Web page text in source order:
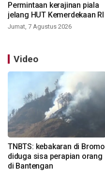
Permintaan kerajinan piala
jelang HUT Kemerdekaan RI
Jumat, 7 Agustus 2026
Video
TNBTS: kebakaran di Bromo
diduga sisa perapian orang
di Bantengan